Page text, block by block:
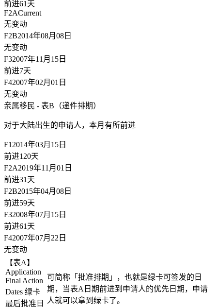
前进61天
F2ACurrent
无变动
F2B2014年08月08日
无变动
F32007年11月15日
前进7天
F42007年02月01日
无变动
亲属移民 - 表B（递件排期）
对于大陆出生的申请人， 本月有所前进
F1 2014年03月15日
前进120天
F2A2019年11月01日
前进31天
F2B2015年04月08日
前进59天
F32008年07月15日
前进61天
F42007年07月22日
无变动
【表A】
Application
Final Action
Dates 绿卡
最后批准日
可简称「批准排期」，也就是绿卡可签发的日
期，当表A日期前进到申请人的优先日期，申请
人就可以拿到绿卡了。